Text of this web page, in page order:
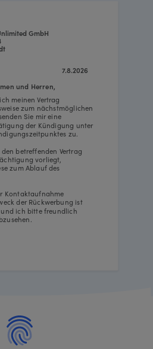
7.8.2026
GmbH
meinen Vertrag
zum nächstmöglichen
Sie mir eine
der Kündigung unter
zu.
betreffenden Vertrag
vorliegt,
zum Ablauf des
Kontaktaufnahme
der Rückwerbung ist
ich bitte freundlich
und Herren,